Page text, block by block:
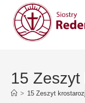
15 Zeszyt
> 15 Zeszyt